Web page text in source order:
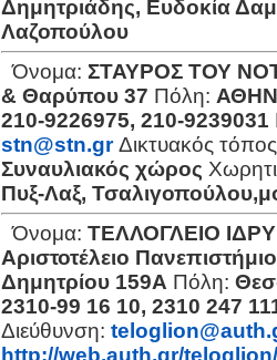
Δημητριάδης, Ευδοκία
Λαζοπούλου
Όνομα: ΣΤΑΥΡΟΣ ΤΟΥ
& Θαρύπου 37 Πόλη:
210-9226975, 210-9239031
stn@stn.gr Δικτυακός
Συναυλιακός χώρος
Πυξ-Λαξ,
Όνομα: ΤΕΛΛΟΓΛΕΙΟ
Αριστοτέλειο
Δημητρίου 159Α Πόλη:
2310-99 16 10, 2310 247
Διεύθυνση:
http://web.auth.gr/